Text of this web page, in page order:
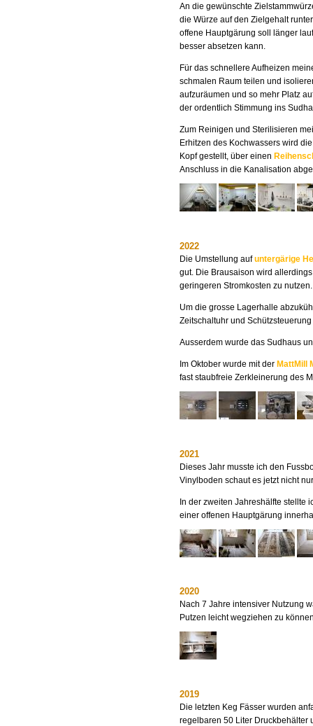
An die gewünschte
die Würze auf den Zielgehalt
offene Hauptgärung soll länger
besser absetzen kann.
Für das schnellere Aufheizen
schmalen Raum teilen und
aufzuräumen und so mehr Platz
der ordentlich Stimmung ins
Zum Reinigen und Sterilisieren
Erhitzen des Kochwassers wird
Kopf gestellt, über einen
Anschluss in die Kanalisation
2022
Die Umstellung aufuntergärige
gut. Die Brausaison wird
geringeren Stromkosten zu nutzen.
Um die grosse Lagerhalle
Zeitschaltuhr und
Ausserdem wurde das Sudhaus
Im Oktober wurde mit der MattMill
fast staubfreie Zerkleinerung des
2021
Dieses Jahr musste ich den
Vinylboden schaut es jetzt nicht
In der zweiten Jahreshälfte stellte
einer offenen Hauptgärung
2020
Nach 7 Jahre intensiver Nutzung
Putzen leicht wegziehen zu
2019
Die letzten Keg Fässer wurden
regelbaren 50 Liter Druckbehälter